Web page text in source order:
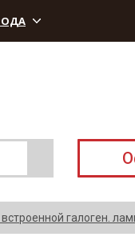
галоген.